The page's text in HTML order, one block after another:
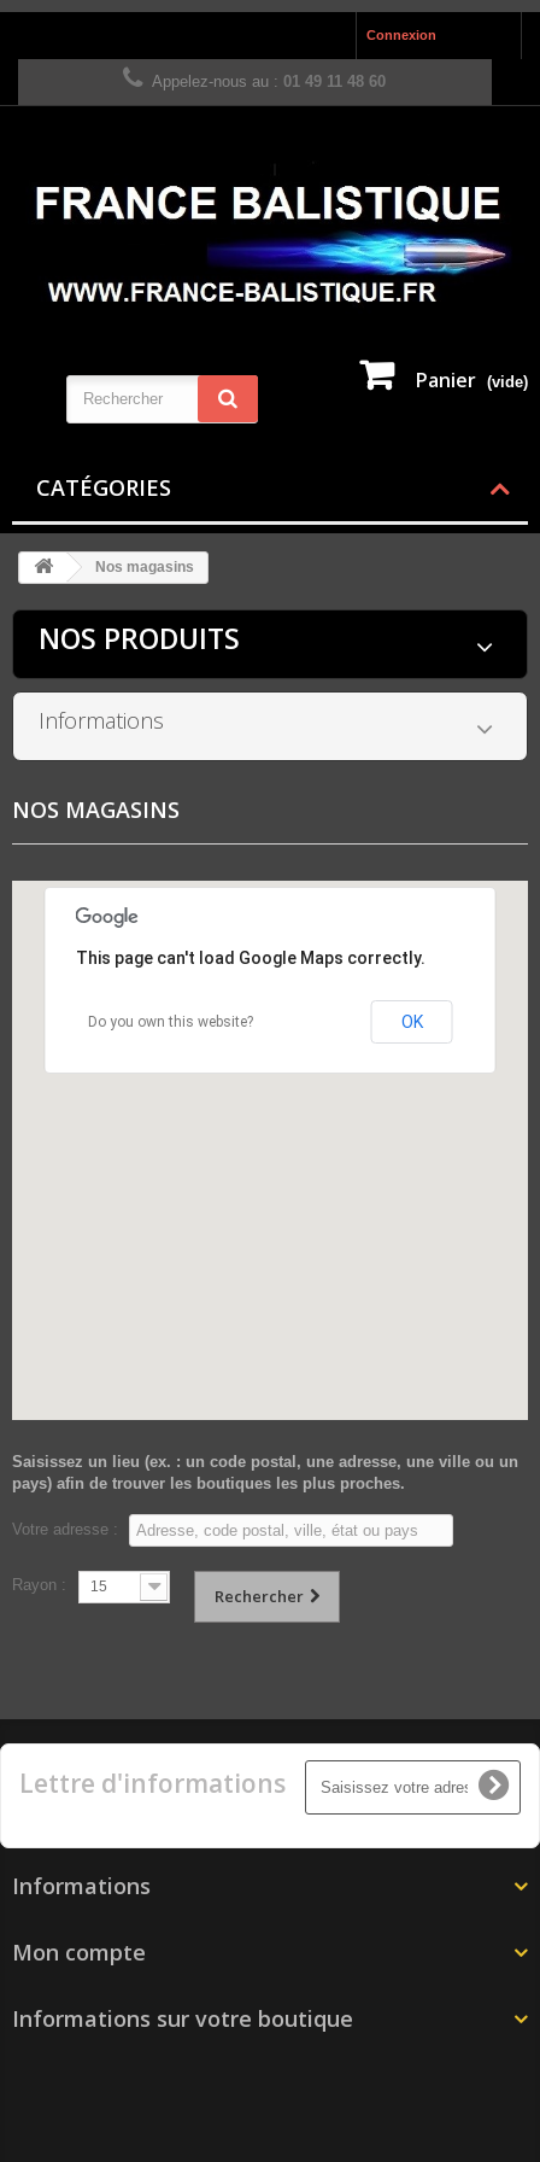
Connexion
Appelez-nous au : 01 49 11 48 60
Panier (vide)
CATÉGORIES
Nos magasins
NOS PRODUITS
Informations
NOS MAGASINS
This page can't load Google Maps correctly.
Do you own this website? OK
Saisissez un lieu (ex. : un code postal, une adresse, une ville ou un
pays) afin de trouver les boutiques les plus proches.
Votre adresse :
Rayon : 15 Rechercher
Lettre d'informations
Informations
Mon compte
Informations sur votre boutique